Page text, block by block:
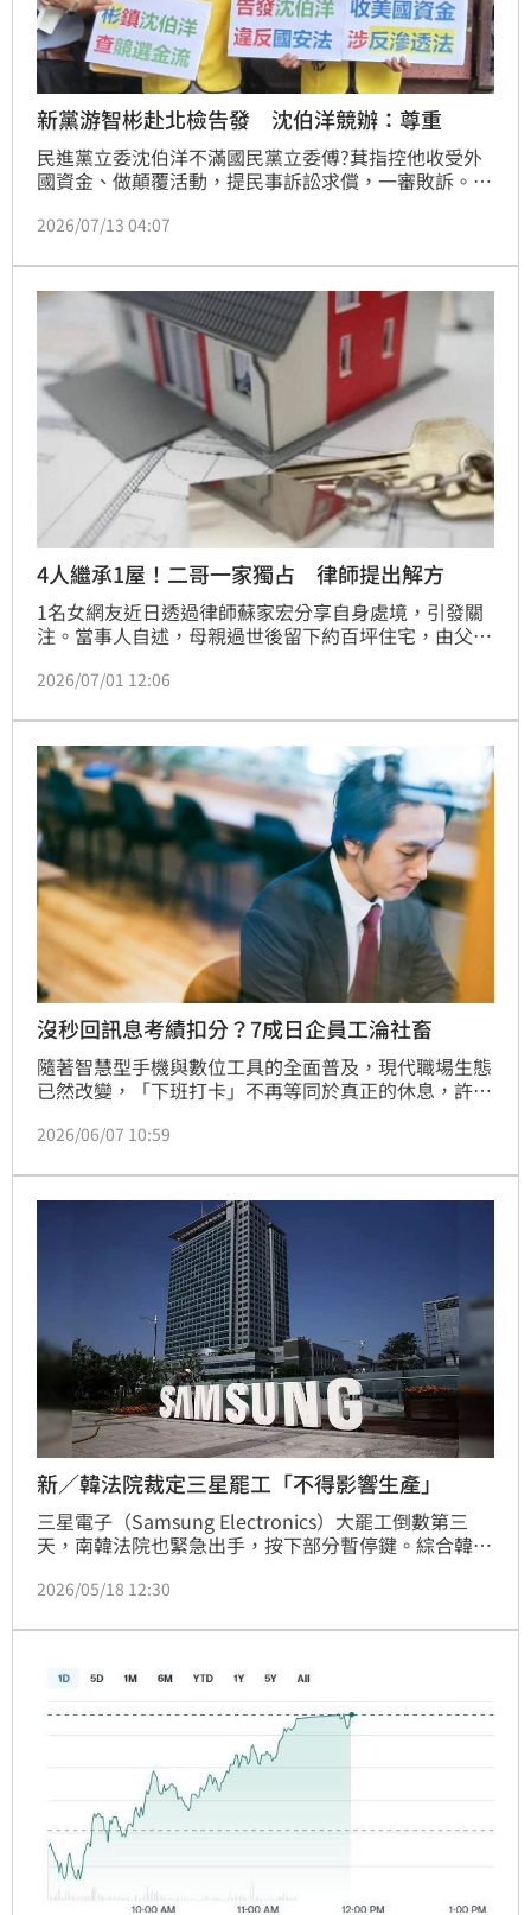
新黨游智彬赴北檢告發 沈伯洋競辦：尊重
民進黨立委沈伯洋不滿國民黨立委傅?萁指控他收受外
國資金、做顛覆活動，提民事訴訟求償，一審敗訴。新
國安法等，沈伯洋競選辦公室表示尊重其權利。
2026/07/13 04:07
4人繼承1屋！二哥一家獨占 律師提出解方
1名女網友近日透過律師蘇家宏分享自身處境，引發關
注。當事人自述，母親過世後留下約百坪住宅，由父
本她仍與家人同住，但母親過世約1個月後，二哥與二
言語攻擊，迫使她為保護孩子而搬離，改在外租屋承擔
額外經濟壓力。
2026/07/01 12:06
沒秒回訊息考績扣分？7成日企員工淪社畜
隨著智慧型手機與數位工具的全面普及，現代職場生態
已然改變，「下班打卡」不再等同於真正的休息，許多
2026/06/07 10:59
新／韓法院裁定三星罷工「不得影響生產」
三星電子（Samsung Electronics）大罷工倒數第三
天，南韓法院也緊急出手，按下部分暫停鍵。綜合韓媒
法勞工行動假處分申請，指出罷工行動不得影響生產活
產品生產變質作業，罷免方也須確保維持正常人力部
2026/05/18 12:30